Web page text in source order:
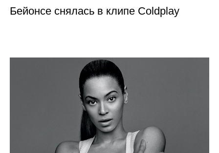
Бейонсе снялась в клипе Coldplay